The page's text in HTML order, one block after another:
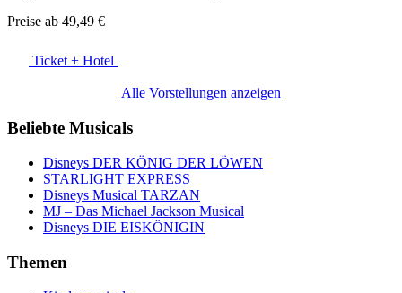
Preise ab 49,49 €
Ticket + Hotel
Alle Vorstellungen anzeigen
Beliebte Musicals
Disneys DER KÖNIG DER LÖWEN
STARLIGHT EXPRESS
Disneys Musical TARZAN
MJ – Das Michael Jackson Musical
Disneys DIE EISKÖNIGIN
Themen